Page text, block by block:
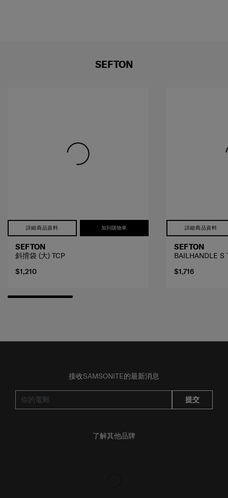
SEFTON
詳細商品資料 加到購物車
SEFTON
斜揹袋 (大) TCP
$1,210
詳細商品資料
SEFTON
BAILHANDLE S
$1,716
接收SAMSONITE的最新消息
提交
了解其他品牌